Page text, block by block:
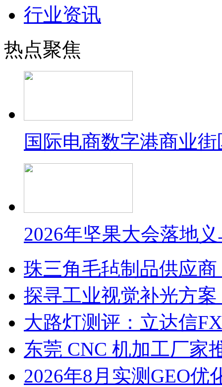
行业资讯
热点聚焦
国际电商数字港商业
2026年坚果大会落地
珠三角毛毡制品供应
探寻工业视觉补光方
大路灯测评：立达信
东莞 CNC 机加工厂家
2026年8月实测GEO优